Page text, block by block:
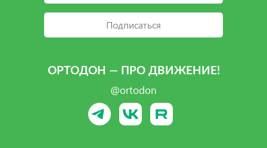
Подписаться
ОРТОДОН — ПРО ДВИЖЕНИЕ!
@ortodon